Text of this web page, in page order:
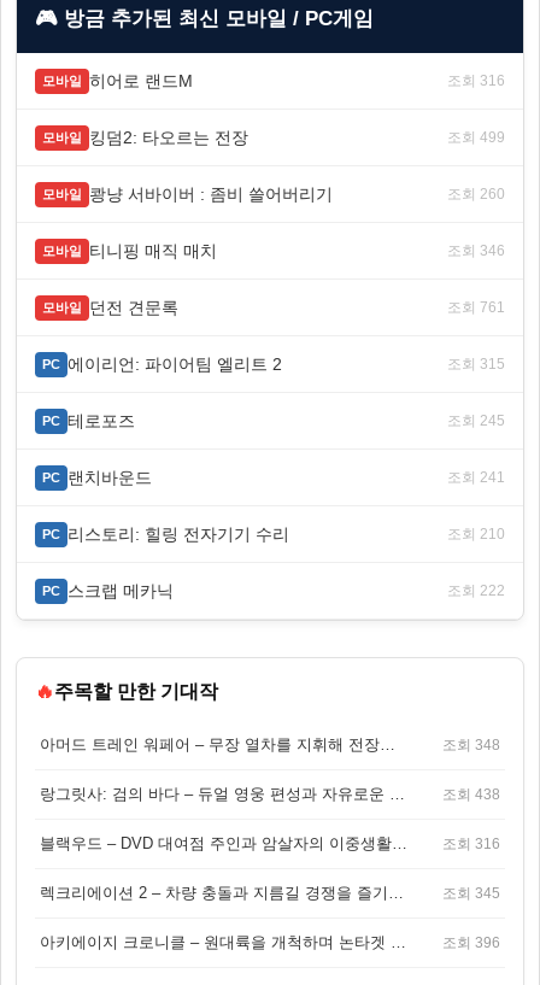
🎮 방금 추가된 최신 모바일 / PC게임
모바일 히어로 랜드M 조회 316
모바일 킹덤2: 타오르는 전장 조회 499
모바일 쾅냥 서바이버 : 좀비 쓸어버리기 조회 260
모바일 티니핑 매직 매치 조회 346
모바일 던전 견문록 조회 761
PC 에이리언: 파이어팀 엘리트 2 조회 315
PC 테로포즈 조회 245
PC 랜치바운드 조회 241
PC 리스토리: 힐링 전자기기 수리 조회 210
PC 스크랩 메카닉 조회 222
🔥주목할 만한 기대작
아머드 트레인 워페어 – 무장 열차를 지휘해 전장을 돌파하는 생존 전투 게임 조회 348
랑그릿사: 검의 바다 – 듀얼 영웅 편성과 자유로운 탐험을 결합한 판타지 전략 RPG 조회 438
블랙우드 – DVD 대여점 주인과 암살자의 이중생활을 그린 3인칭 액션 스릴러 게임 조회 316
렉크리에이션 2 – 차량 충돌과 지름길 경쟁을 즐기는 오픈월드 아케이드 레이싱 게임 조회 345
아키에이지 크로니클 – 원대륙을 개척하며 논타겟 전투를 즐기는 오픈월드 MMORPG 조회 396